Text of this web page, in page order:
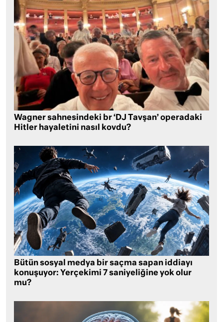
Wagner sahnesindeki br ‘DJ Tavşan’ operadaki
Hitler hayaletini nasıl kovdu?
Bütün sosyal medya bir saçma sapan iddiayı
konuşuyor: Yerçekimi 7 saniyeliğine yok olur
mu?